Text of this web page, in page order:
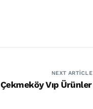
NEXT ARTICLE
Çekmeköy Vıp Ürünler